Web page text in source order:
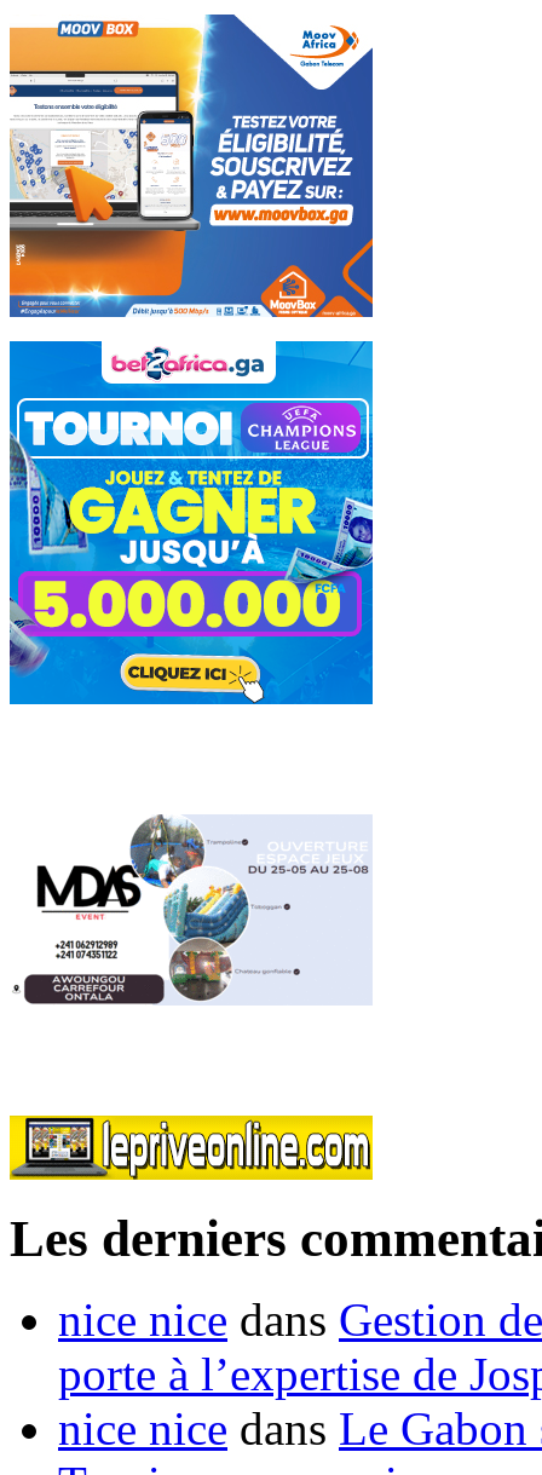
Les derniers
nice nice dans Gestion
porte à l’expertise de
nice nice dans Le Gabon